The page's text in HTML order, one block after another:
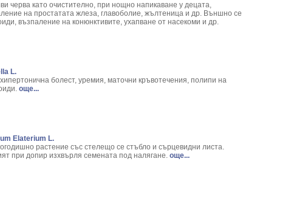
major L.
Hypericum Perforatum
Clypeolata L.
Macrrorhizium L.
rosea L.
glabra
черва като очистително, при нощно напикаване у децата,
на простатата жлеза, главоболие, жълтеница и др. Външно се
възпаление на конюнктивите, ухапване от насекоми и др.
L.
болест, уремия, маточни кръвотечения, полипи на
още...
Elaterium L.
растение със стелещо се стъбло и сърцевидни листа.
при допир изхвърля семената под налягане. още...